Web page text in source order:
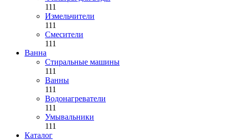
111
Измельчители
111
Смесители
111
Ванна
Стиральные машины
111
Ванны
111
Водонагреватели
111
Умывальники
111
Каталог